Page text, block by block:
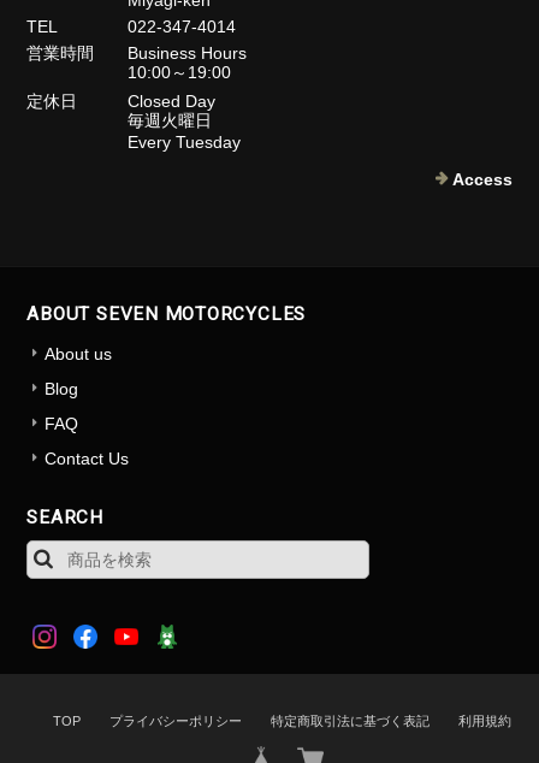
TEL
022-347-4014
営業時間
Business Hours
10:00～19:00
定休日
Closed Day
毎週火曜日
Every Tuesday
Access
ABOUT SEVEN MOTORCYCLES
About us
Blog
FAQ
Contact Us
SEARCH
TOP プライバシーポリシー 特定商取引法に基づく表記 利用規約